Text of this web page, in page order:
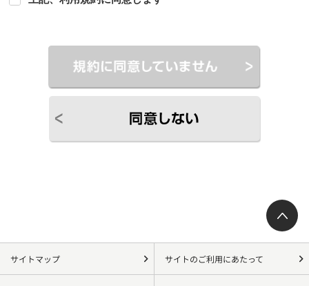
サイトマップ サイトのご利用にあたって